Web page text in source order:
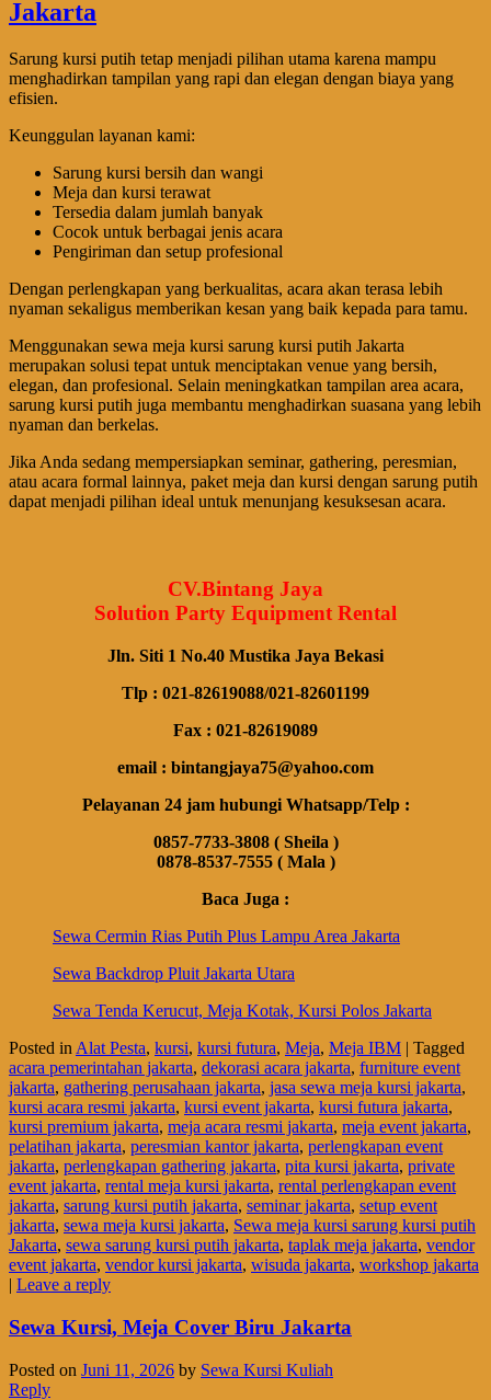
Sarung kursi putih tetap menjadi pilihan utama karena mampu
menghadirkan tampilan yang rapi dan elegan dengan biaya yang
efisien.
Keunggulan layanan kami:
Sarung kursi bersih dan wangi
Meja dan kursi terawat
Tersedia dalam jumlah banyak
Cocok untuk berbagai jenis acara
Pengiriman dan setup profesional
Dengan perlengkapan yang berkualitas, acara akan terasa lebih
nyaman sekaligus memberikan kesan yang baik kepada para tamu.
Menggunakan sewa meja kursi sarung kursi putih Jakarta
merupakan solusi tepat untuk menciptakan venue yang bersih,
elegan, dan profesional. Selain meningkatkan tampilan area acara,
sarung kursi putih juga membantu menghadirkan suasana yang lebih
nyaman dan berkelas.
Jika Anda sedang mempersiapkan seminar, gathering, peresmian,
atau acara formal lainnya, paket meja dan kursi dengan sarung putih
dapat menjadi pilihan ideal untuk menunjang kesuksesan acara.
CV.Bintang Jaya
Solution Party Equipment Rental
Jln. Siti 1 No.40 Mustika Jaya Bekasi
Tlp : 021-82619088/021-82601199
Fax : 021-82619089
email : bintangjaya75@yahoo.com
Pelayanan 24 jam hubungi Whatsapp/Telp :
0857-7733-3808 ( Sheila )
0878-8537-7555 ( Mala )
Baca Juga :
Sewa Cermin Rias Putih Plus Lampu Area Jakarta
Sewa Backdrop Pluit Jakarta Utara
Sewa Tenda Kerucut, Meja Kotak, Kursi Polos Jakarta
Posted in Alat Pesta, kursi, kursi futura, Meja, Meja IBM | Tagged
acara pemerintahan jakarta, dekorasi acara jakarta, furniture event
jakarta, gathering perusahaan jakarta, jasa sewa meja kursi jakarta,
kursi acara resmi jakarta, kursi event jakarta, kursi futura jakarta,
kursi premium jakarta, meja acara resmi jakarta, meja event jakarta,
pelatihan jakarta, peresmian kantor jakarta, perlengkapan event
jakarta, perlengkapan gathering jakarta, pita kursi jakarta, private
event jakarta, rental meja kursi jakarta, rental perlengkapan event
jakarta, sarung kursi putih jakarta, seminar jakarta, setup event
jakarta, sewa meja kursi jakarta, Sewa meja kursi sarung kursi putih
Jakarta, sewa sarung kursi putih jakarta, taplak meja jakarta, vendor
event jakarta, vendor kursi jakarta, wisuda jakarta, workshop jakarta
| Leave a reply
Sewa Kursi, Meja Cover Biru Jakarta
Posted on Juni 11, 2026 by Sewa Kursi Kuliah
Reply